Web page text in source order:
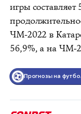
игры
ЧМ-2022 в
56,9%, а на ЧМ-
Прогнозы на